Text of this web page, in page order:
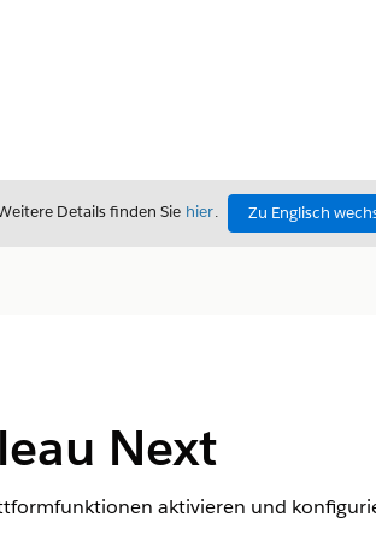
Details finden Sie hier. Zu Englisch
Next
aktivieren und